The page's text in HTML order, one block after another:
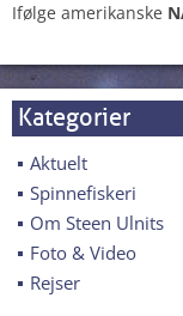
Ifølge amerikanske
Kategorier
Aktuelt
Spinnefiskeri
Om Steen Ulnits
Foto & Video
Rejser